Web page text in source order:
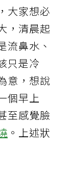
大家想必
，清晨起
流鼻水、
只是冷
意，想說
個早上
至感覺臉
。上述狀